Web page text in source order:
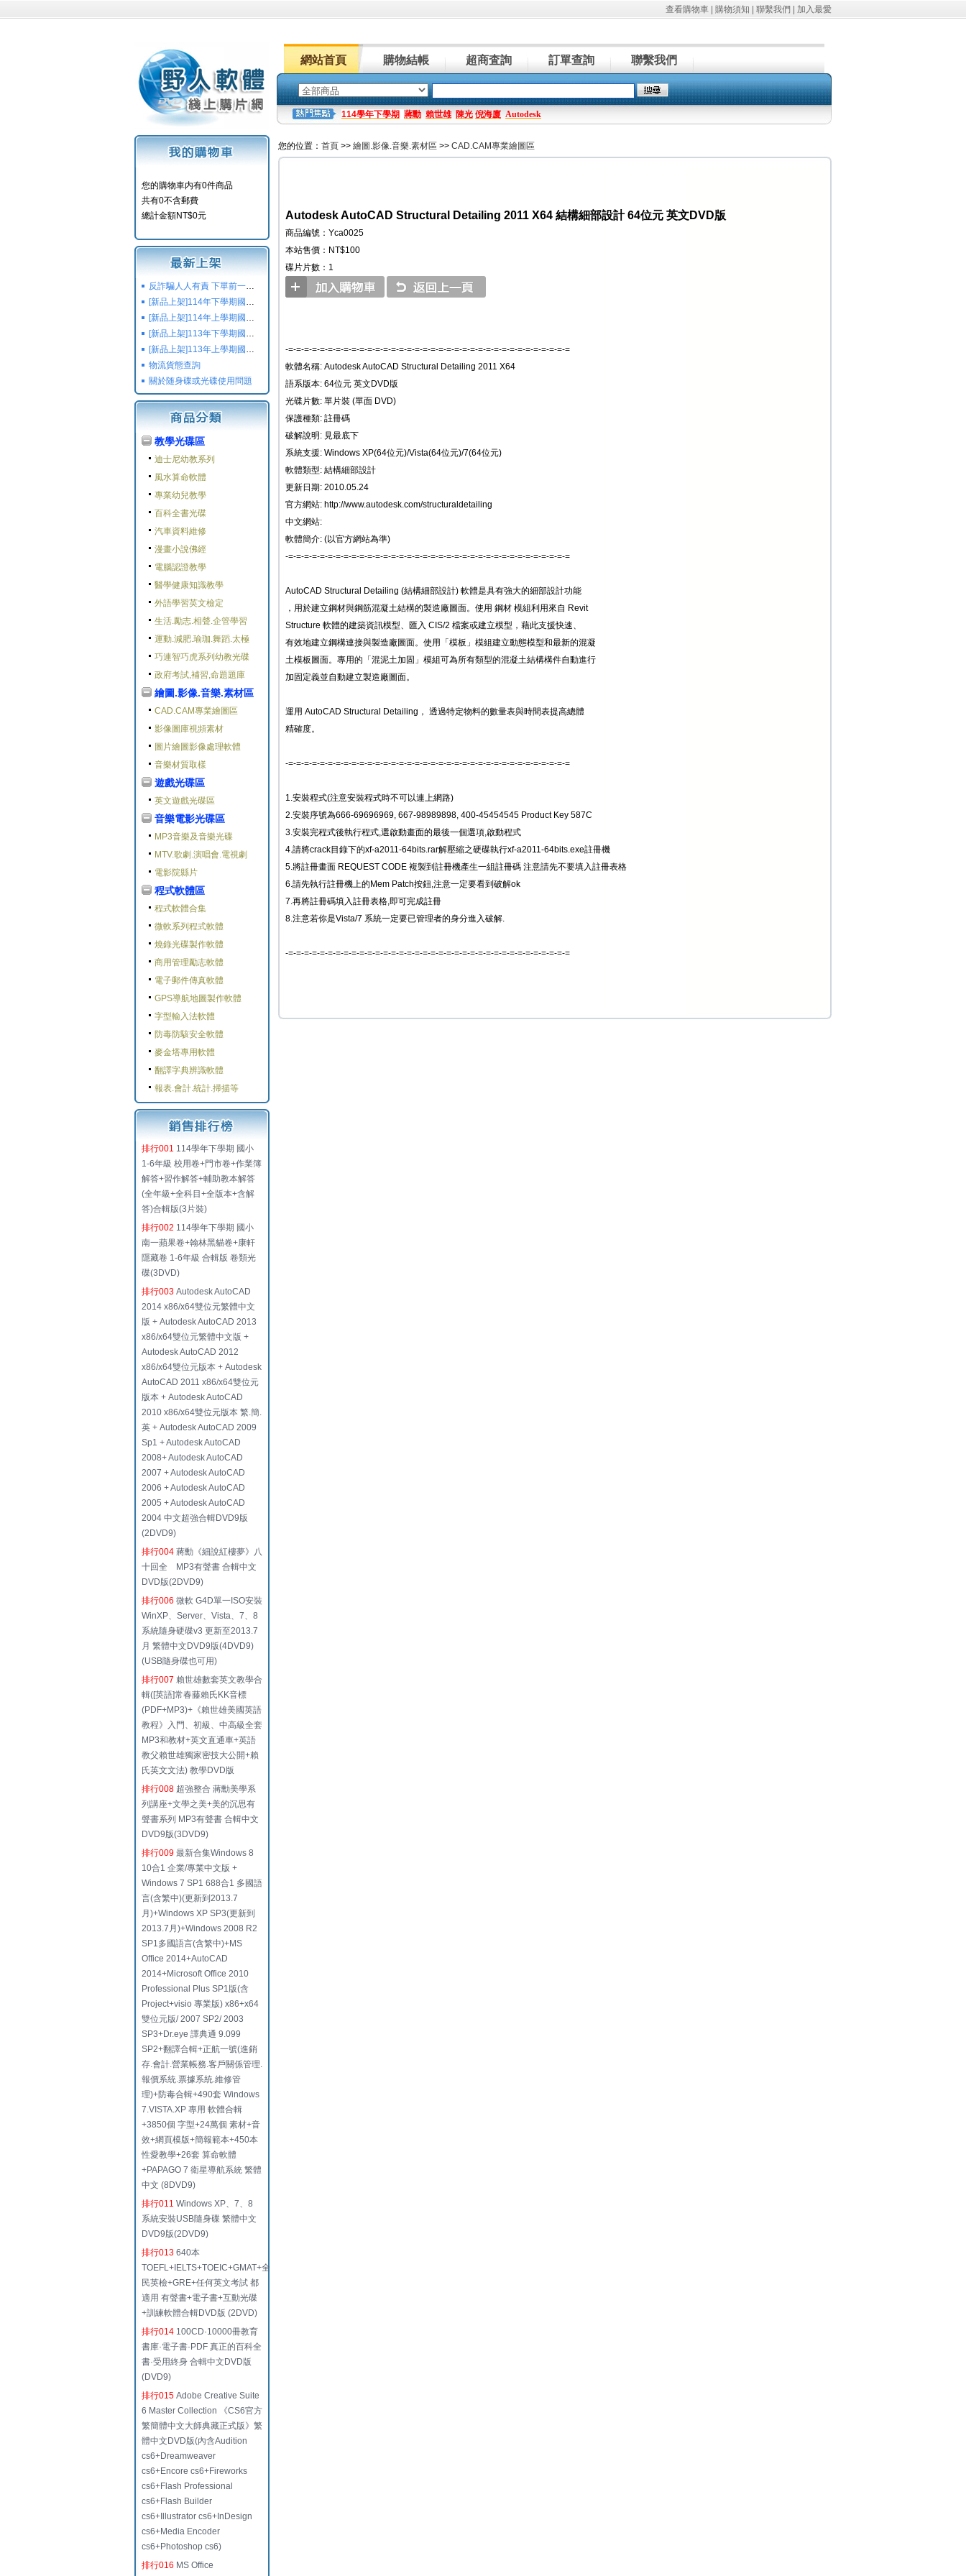
查看購物車 購物須知 聯繫我們 加入最愛
網站首頁 購物結帳 超商査詢 訂單查詢 聯繫我們
114學年下學期 蔣勳 賴世雄 陳光 倪海廈 Autodesk
您的購物車内有0件商品
共有0不含郵費
總計金額NT$0元
反詐騙人人有責 下單前一定要注意
[新品上架]114年下學期國小國中高中命題光碟,校用卷,習作
[新品上架]114年上學期國小國中高中命題光碟,校用卷,習作
[新品上架]113年下學期國小國中高中命題光碟,校用卷,習作
[新品上架]113年上學期國小國中高中命題光碟,校用卷,習作
物流貨態查詢
關於随身碟或光碟使用問題
教學光碟區
迪士尼幼教系列
風水算命軟體
專業幼兒教學
百科全書光碟
汽車資料維修
漫畫小說佛經
電腦認證教學
醫學健康知識教學
外語學習英文檢定
生活.勵志.相聲.企管學習
運動.減肥.瑜珈.舞蹈.太極
巧連智巧虎系列幼教光碟
政府考試,補習,命題題庫
繪圖.影像.音樂.素材區
CAD.CAM專業繪圖區
影像圖庫視頻素材
圖片繪圖影像處理軟體
音樂材質取樣
遊戲光碟區
英文遊戲光碟區
音樂電影光碟區
MP3音樂及音樂光碟
MTV.歌劇.演唱會.電視劇
電影院縣片
程式軟體區
程式軟體合集
微軟系列程式軟體
燒錄光碟製作軟體
商用管理勵志軟體
電子郵件傳真軟體
GPS導航地圖製作軟體
字型輸入法軟體
防毒防駭安全軟體
麥金塔專用軟體
翻譯字典辨識軟體
報表.會計.統計.掃描等
排行001 114學年下學期 國小
1-6年級 校用卷+門市卷+作業簿
解答+習作解答+輔助教本解答
(全年級+全科目+全版本+含解
答)合輯版(3片裝)
排行002 114學年下學期 國小
南一蘋果卷+翰林黑貓卷+康軒
隱藏卷 1-6年級 合輯版 卷類光
碟(3DVD)
排行003 Autodesk AutoCAD
2014 x86/x64雙位元繁體中文
版 + Autodesk AutoCAD 2013
x86/x64雙位元繁體中文版 +
Autodesk AutoCAD 2012
x86/x64雙位元版本 + Autodesk
AutoCAD 2011 x86/x64雙位元
版本 + Autodesk AutoCAD
2010 x86/x64雙位元版本 繁.簡.
英 + Autodesk AutoCAD 2009
Sp1 + Autodesk AutoCAD
2008+ Autodesk AutoCAD
2007 + Autodesk AutoCAD
2006 + Autodesk AutoCAD
2005 + Autodesk AutoCAD
2004 中文超強合輯DVD9版
(2DVD9)
排行004 蔣勳《細說紅樓夢》八
十回全 MP3有聲書 合輯中文
DVD版(2DVD9)
排行006 微軟 G4D單一ISO安裝
WinXP、Server、Vista、7、8
系統隨身硬碟v3 更新至2013.7
月 繁體中文DVD9版(4DVD9)
(USB隨身碟也可用)
排行007 賴世雄數套英文教學合
輯([英語]常春藤賴氏KK音標
(PDF+MP3)+《賴世雄美國英語
教程》入門、初級、中高級全套
MP3和教材+英文直通車+英語
教父賴世雄獨家密技大公開+賴
氏英文文法) 教學DVD版
排行008 超強整合 蔣勳美學系
列講座+文學之美+美的沉思有
聲書系列 MP3有聲書 合輯中文
DVD9版(3DVD9)
排行009 最新合集Windows 8
10合1 企業/專業中文版 +
Windows 7 SP1 688合1 多國語
言(含繁中)(更新到2013.7
月)+Windows XP SP3(更新到
2013.7月)+Windows 2008 R2
SP1多國語言(含繁中)+MS
Office 2014+AutoCAD
2014+Microsoft Office 2010
Professional Plus SP1版(含
Project+visio 專業版) x86+x64
雙位元版/ 2007 SP2/ 2003
SP3+Dr.eye 譯典通 9.099
SP2+翻譯合輯+正航一號(進銷
存.會計.營業帳務.客戶關係管理.
報價系統.票據系統.維修管
理)+防毒合輯+490套 Windows
7.VISTA.XP 專用 軟體合輯
+3850個 字型+24萬個 素材+音
效+網頁模版+簡報範本+450本
性愛教學+26套 算命軟體
+PAPAGO 7 衛星導航系統 繁體
中文 (8DVD9)
排行011 Windows XP、7、8
系統安裝USB隨身碟 繁體中文
DVD9版(2DVD9)
排行013 640本
TOEFL+IELTS+TOEIC+GMAT+全
民英檢+GRE+任何英文考試 都
適用 有聲書+電子書+互動光碟
+訓練軟體合輯DVD版 (2DVD)
排行014 100CD·10000冊教育
書庫·電子書·PDF 真正的百科全
書·受用終身 合輯中文DVD版
(DVD9)
排行015 Adobe Creative Suite
6 Master Collection 《CS6官方
繁簡體中文大師典藏正式版》繁
體中文DVD版(內含Audition
cs6+Dreamweaver
cs6+Encore cs6+Fireworks
cs6+Flash Professional
cs6+Flash Builder
cs6+Illustrator cs6+InDesign
cs6+Media Encoder
cs6+Photoshop cs6)
排行016 MS Office
您的位置： 首頁 >> 繪圖.影像.音樂.素材區 >> CAD.CAM專業繪圖區
Autodesk AutoCAD Structural Detailing 2011 X64 結構細部設計 64位元 英文DVD版
商品編號：Yca0025
本站售價：NT$100
碟片片數：1
-=-=-=-=-=-=-=-=-=-=-=-=-=-=-=-=-=-=-=-=-=-=-=-=-=-=-=-=-=-=-=-=-=-=-=-=
軟體名稱: Autodesk AutoCAD Structural Detailing 2011 X64
語系版本: 64位元 英文DVD版
光碟片數: 單片裝 (單面 DVD)
保護種類: 註冊碼
破解說明: 見最底下
系統支援: Windows XP(64位元)/Vista(64位元)/7(64位元)
軟體類型: 結構細部設計
更新日期: 2010.05.24
官方網站: http://www.autodesk.com/structuraldetailing
中文網站:
軟體簡介: (以官方網站為準)
-=-=-=-=-=-=-=-=-=-=-=-=-=-=-=-=-=-=-=-=-=-=-=-=-=-=-=-=-=-=-=-=-=-=-=-=
AutoCAD Structural Detailing (結構細部設計) 軟體是具有強大的細部設計功能
，用於建立鋼材與鋼筋混凝土結構的製造廠圖面。使用 鋼材 模組利用來自 Revit
Structure 軟體的建築資訊模型、匯入 CIS/2 檔案或建立模型，藉此支援快速、
有效地建立鋼構連接與製造廠圖面。使用「模板」模組建立動態模型和最新的混凝
土模板圖面。專用的「混泥土加固」模組可為所有類型的混凝土結構構件自動進行
加固定義並自動建立製造廠圖面。
運用 AutoCAD Structural Detailing， 透過特定物料的數量表與時間表提高總體
精確度。
-=-=-=-=-=-=-=-=-=-=-=-=-=-=-=-=-=-=-=-=-=-=-=-=-=-=-=-=-=-=-=-=-=-=-=-=
1.安裝程式(注意安裝程式時不可以連上網路)
2.安裝序號為666-69696969, 667-98989898, 400-45454545 Product Key 587C
3.安裝完程式後執行程式,選啟動畫面的最後一個選項,啟動程式
4.請將crack目錄下的xf-a2011-64bits.rar解壓縮之硬碟執行xf-a2011-64bits.exe註冊機
5.將註冊畫面 REQUEST CODE 複製到註冊機產生一組註冊碼 注意請先不要填入註冊表格
6.請先執行註冊機上的Mem Patch按鈕,注意一定要看到破解ok
7.再將註冊碼填入註冊表格,即可完成註冊
8.注意若你是Vista/7 系統一定要已管理者的身分進入破解.
-=-=-=-=-=-=-=-=-=-=-=-=-=-=-=-=-=-=-=-=-=-=-=-=-=-=-=-=-=-=-=-=-=-=-=-=